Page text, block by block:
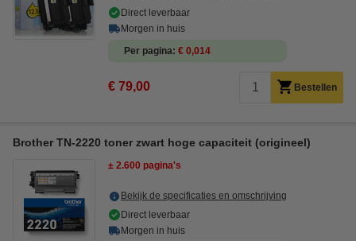
Direct leverbaar
Morgen in huis
Per pagina € 0,014
€ 79,00 Bestellen
Brother TN-2220 toner zwart hoge capaciteit (origineel)
± 2.600 pagina's
Bekijk de specificaties en omschrijving
Direct leverbaar
Morgen in huis